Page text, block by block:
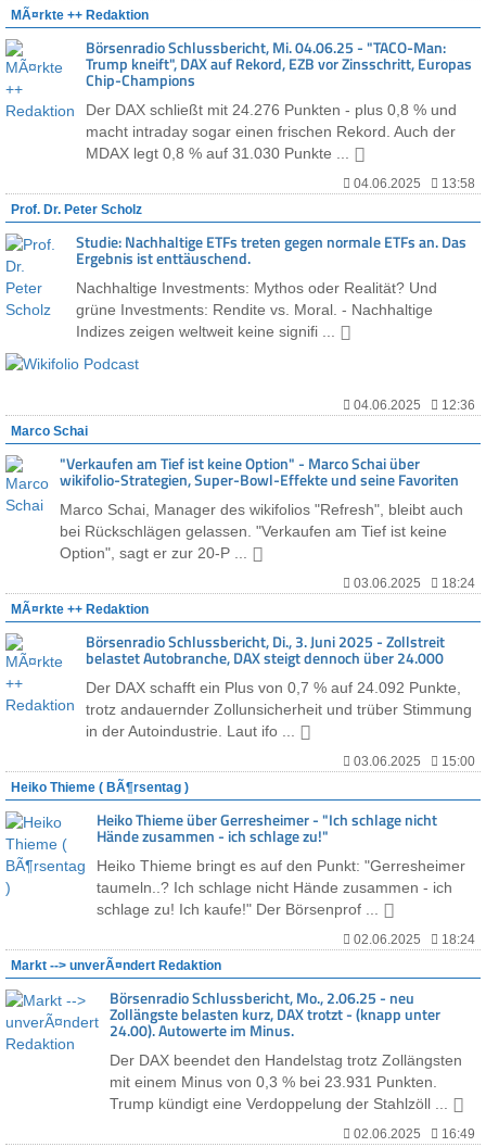
MÃ¤rkte ++ Redaktion
Börsenradio Schlussbericht, Mi. 04.06.25 - "TACO-Man:
Trump kneift", DAX auf Rekord, EZB vor Zinsschritt, Europas
Chip-Champions
Der DAX schließt mit 24.276 Punkten - plus 0,8 % und
macht intraday sogar einen frischen Rekord. Auch der
MDAX legt 0,8 % auf 31.030 Punkte ...
04.06.2025
13:58
Prof. Dr. Peter Scholz
Studie: Nachhaltige ETFs treten gegen normale ETFs an. Das
Ergebnis ist enttäuschend.
Nachhaltige Investments: Mythos oder Realität? Und
grüne Investments: Rendite vs. Moral. - Nachhaltige
Indizes zeigen weltweit keine signifi ...
04.06.2025
12:36
Marco Schai
"Verkaufen am Tief ist keine Option" - Marco Schai über
wikifolio-Strategien, Super-Bowl-Effekte und seine Favoriten
Marco Schai, Manager des wikifolios "Refresh", bleibt auch
bei Rückschlägen gelassen. "Verkaufen am Tief ist keine
Option", sagt er zur 20-P ...
03.06.2025
18:24
MÃ¤rkte ++ Redaktion
Börsenradio Schlussbericht, Di., 3. Juni 2025 - Zollstreit
belastet Autobranche, DAX steigt dennoch über 24.000
Der DAX schafft ein Plus von 0,7 % auf 24.092 Punkte,
trotz andauernder Zollunsicherheit und trüber Stimmung
in der Autoindustrie. Laut ifo ...
03.06.2025
15:00
Heiko Thieme ( BÃ¶rsentag )
Heiko Thieme über Gerresheimer - "Ich schlage nicht
Hände zusammen - ich schlage zu!"
Heiko Thieme bringt es auf den Punkt: "Gerresheimer
taumeln..? Ich schlage nicht Hände zusammen - ich
schlage zu! Ich kaufe!" Der Börsenprof ...
02.06.2025
18:24
Markt --> unverÃ¤ndert Redaktion
Börsenradio Schlussbericht, Mo., 2.06.25 - neu
Zollängste belasten kurz, DAX trotzt - (knapp unter
24.00). Autowerte im Minus.
Der DAX beendet den Handelstag trotz Zollängsten
mit einem Minus von 0,3 % bei 23.931 Punkten.
Trump kündigt eine Verdoppelung der Stahlzöll ...
02.06.2025
16:49